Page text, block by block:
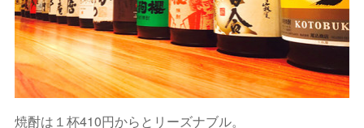
焼酎は１杯410円からとリーズナブル。